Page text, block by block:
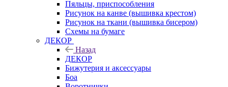
Пяльцы, приспособления
Рисунок на канве (вышивка крестом)
Рисунок на ткани (вышивка бисером)
Схемы на бумаге
ДЕКОР
Назад
ДЕКОР
Бижутерия и аксессуары
Боа